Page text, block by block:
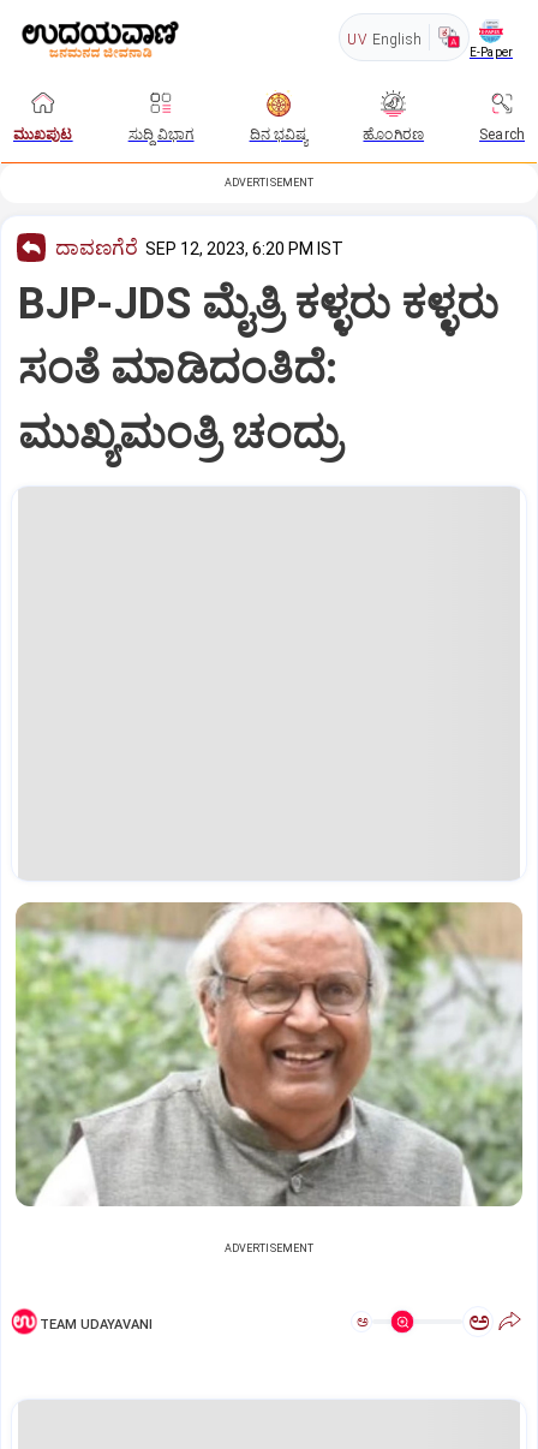
UV English
E-Paper
ಮುಖಪುಟ ಸುದ್ದಿ ವಿಭಾಗ ದಿನ ಭವಿಷ್ಯ ಹೊಂಗಿರಣ Search
ADVERTISEMENT
ದಾವಣಗೆರೆ SEP 12, 2023, 6:20 PM IST
BJP-JDS ಮೈತ್ರಿ ಕಳ್ಳರು ಕಳ್ಳರು
ಸಂತೆ ಮಾಡಿದಂತಿದೆ:
ಮುಖ್ಯಮಂತ್ರಿ ಚಂದ್ರು
ADVERTISEMENT
TEAM UDAYAVANI ಅ ಅ